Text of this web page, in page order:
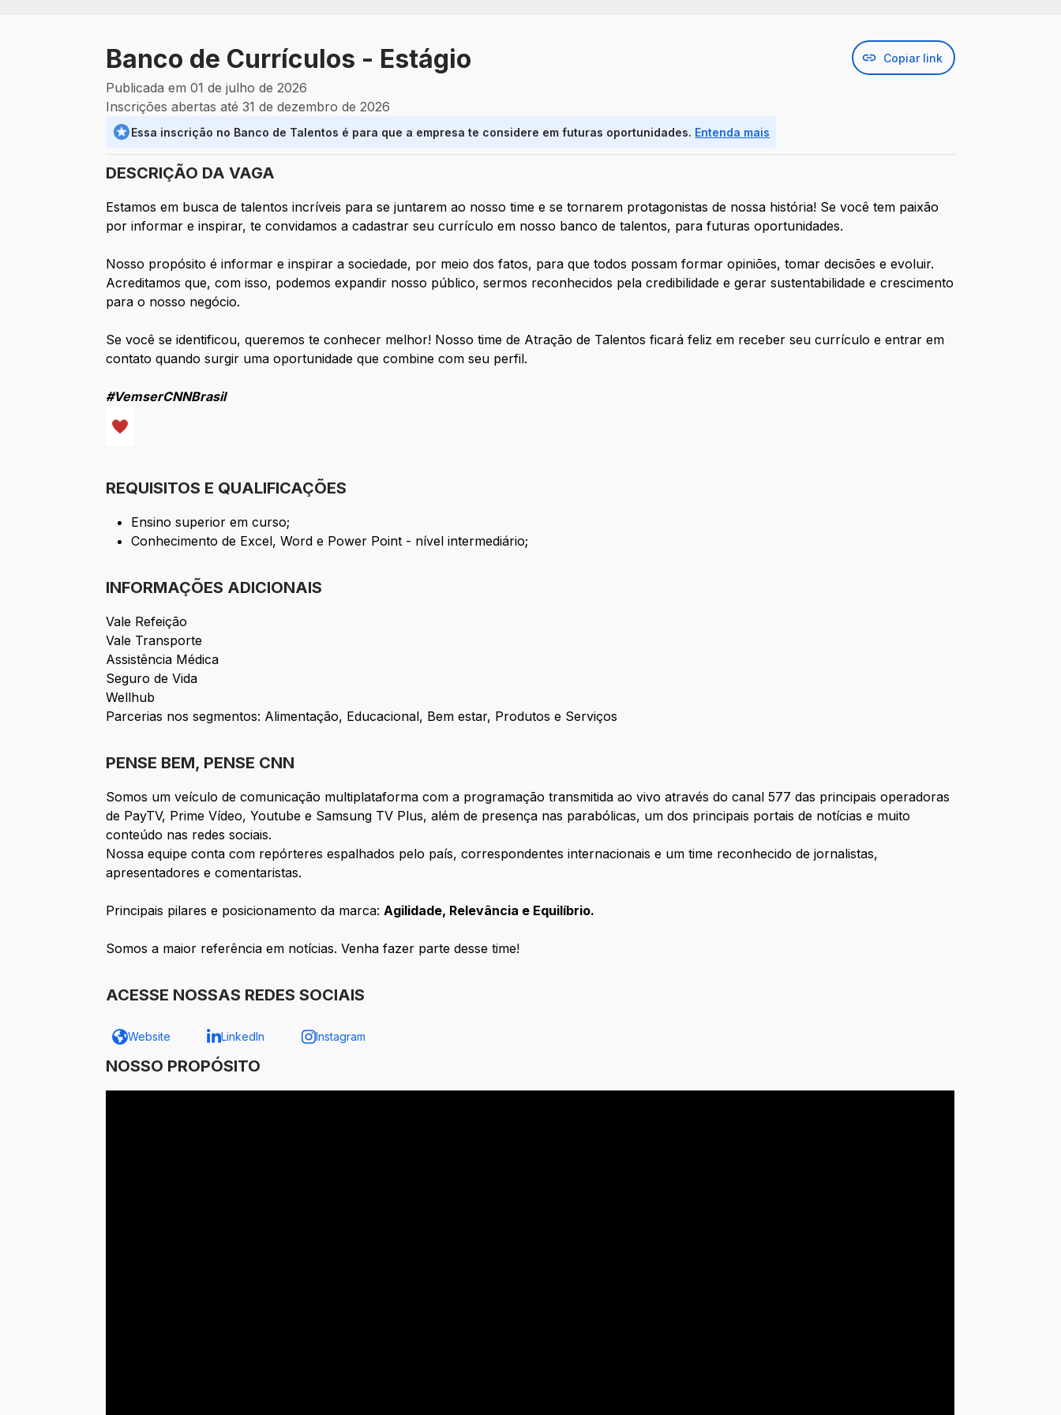
Banco de Currículos - Estágio Copiar link
Publicada em 01 de julho de 2026
Inscrições abertas até 31 de dezembro de 2026
Essa inscrição no Banco de Talentos é para que a empresa te considere em futuras oportunidades. Entenda mais
DESCRIÇÃO DA VAGA
Estamos em busca de talentos incríveis para se juntarem ao nosso time e se tornarem protagonistas de nossa história! Se você tem paixão
por informar e inspirar, te convidamos a cadastrar seu currículo em nosso banco de talentos, para futuras oportunidades.
Nosso propósito é informar e inspirar a sociedade, por meio dos fatos, para que todos possam formar opiniões, tomar decisões e evoluir.
Acreditamos que, com isso, podemos expandir nosso público, sermos reconhecidos pela credibilidade e gerar sustentabilidade e crescimento
para o nosso negócio.
Se você se identificou, queremos te conhecer melhor! Nosso time de Atração de Talentos ficará feliz em receber seu currículo e entrar em
contato quando surgir uma oportunidade que combine com seu perfil.
#VemserCNNBrasil
REQUISITOS E QUALIFICAÇÕES
Ensino superior em curso;
Conhecimento de Excel, Word e Power Point - nível intermediário;
INFORMAÇÕES ADICIONAIS
Vale Refeição
Vale Transporte
Assistência Médica
Seguro de Vida
Wellhub
Parcerias nos segmentos: Alimentação, Educacional, Bem estar, Produtos e Serviços
PENSE BEM, PENSE CNN
Somos um veículo de comunicação multiplataforma com a programação transmitida ao vivo através do canal 577 das principais operadoras
de PayTV, Prime Vídeo, Youtube e Samsung TV Plus, além de presença nas parabólicas, um dos principais portais de notícias e muito
conteúdo nas redes sociais.
Nossa equipe conta com repórteres espalhados pelo país, correspondentes internacionais e um time reconhecido de jornalistas,
apresentadores e comentaristas.
Principais pilares e posicionamento da marca:Agilidade, Relevância e Equilíbrio.
Somos a maior referência em notícias. Venha fazer parte desse time!
ACESSE NOSSAS REDES SOCIAIS
Website LinkedIn Instagram
NOSSO PROPÓSITO